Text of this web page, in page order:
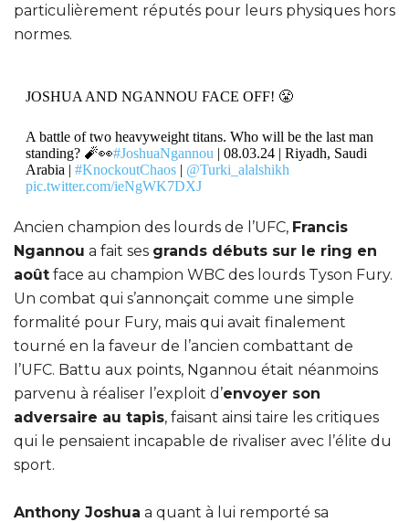
particulièrement réputés pour leurs physiques hors
normes.
JOSHUA AND NGANNOU FACE OFF! 😤
A battle of two heavyweight titans. Who will be the last man
standing? 🧨👀#JoshuaNgannou | 08.03.24 | Riyadh, Saudi
Arabia | #KnockoutChaos| @Turki_alalshikh
pic.twitter.com/ieNgWK7DXJ
— Queensberry Promotions (@Queensberry) January 15,
Ancien champion des lourds de l’UFC, Francis
Ngannou a fait ses grands débuts sur le ring en
août face au champion WBC des lourds Tyson Fury.
Un combat qui s’annonçait comme une simple
formalité pour Fury, mais qui avait finalement
tourné en la faveur de l’ancien combattant de
l’UFC. Battu aux points, Ngannou était néanmoins
parvenu à réaliser l’exploit d’envoyer son
adversaire au tapis, faisant ainsi taire les critiques
qui le pensaient incapable de rivaliser avec l’élite du
sport.
Anthony Joshua a quant à lui remporté sa